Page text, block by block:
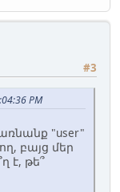
#3
PM
"user"
բայց մեր
է, թե՞